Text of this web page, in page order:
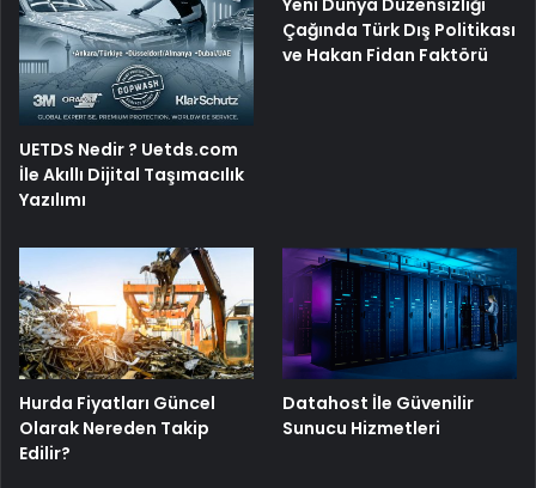
UETDS Nedir ? Uetds.com
İle Akıllı Dijital Taşımacılık
Yazılımı
Yeni Dünya Düzensizliği
Çağında Türk Dış Politikası
ve Hakan Fidan Faktörü
Hurda Fiyatları Güncel
Olarak Nereden Takip
Edilir?
Datahost İle Güvenilir
Sunucu Hizmetleri